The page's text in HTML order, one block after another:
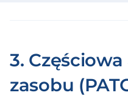
3.
zasobu